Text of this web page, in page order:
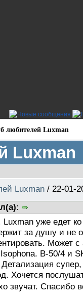
любителей Luxman
Luxman
Luxman / 22-01-
Luxman уже едет
за душу и не
Может
B-50/4 и
Хочется
звучат. Спасибо